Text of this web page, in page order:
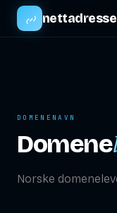
DOMENENAVN
Domene
Norske